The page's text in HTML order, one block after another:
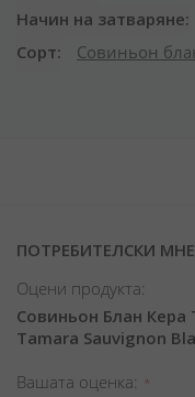
Начин на затваряне
Сорт
Совиньон
ПОТРЕБИТЕЛСКИ
Оцени продукта:
Совиньон Блан
Tamara Sauvignon
Вашата оценка